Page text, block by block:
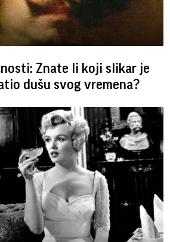
Znate li koji slikar je
dušu svog vremena?